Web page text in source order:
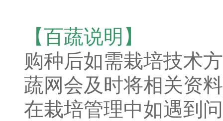
【百蔬说明】
购种后如需栽培技术
蔬网会及时将相关资
在栽培管理中如遇到